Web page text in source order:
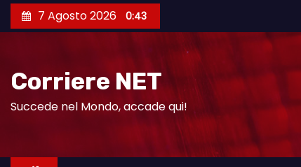
a
7 Agosto 2026 0:43
Corriere NET
Succede nel Mondo, accade qui!